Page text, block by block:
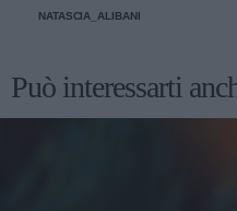
donne a recuperare la
soprattutto addome, seno e
rilassamento cutaneo o
NATASCIA_ALIBANI
Può interessarti